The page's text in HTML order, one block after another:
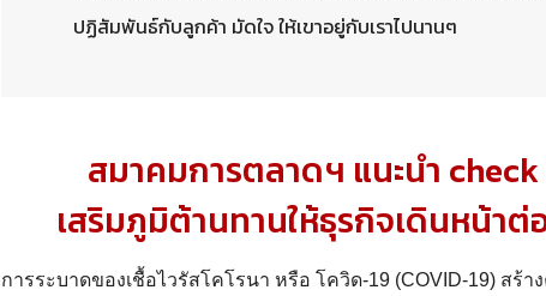
ปฏิสัมพันธ์กับลูกค้า มัดใจ ให้เขาอยู่กับเราไปนานๆ
สมาคมการตลาดฯ แนะนำ
เสริมภูมิต้านทานให้ธุรกิจเดินหน้าต่
การระบาดของเชื้อไวรัสโคโรนา หรือ โควิด-19 (COVID-19) สร้